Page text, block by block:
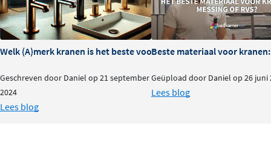
Welk (A)merk kranen is het beste voor je badkamer?
Geschreven door Daniel op 21 september
2024
Lees blog
Beste materiaal voor kranen:
Geüpload door Daniel op 26 juni
Lees blog